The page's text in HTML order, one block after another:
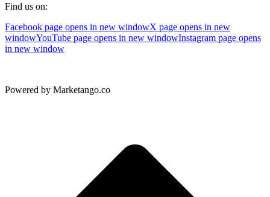
Find us on:
Facebook page opens in new windowX page opens in new
windowYouTube page opens in new windowInstagram page opens
in new window
Powered by Marketango.co